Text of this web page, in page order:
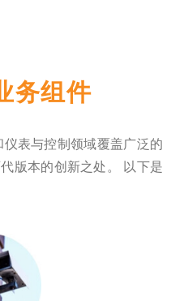
务组件
仪表与控制领域覆盖广泛的
版本的创新之处。 以下是